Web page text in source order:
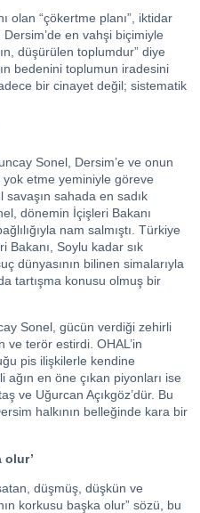
olan “çökertme planı”, iktidar
en vahşi biçimiyle
düşürülen toplumdur” diye
bedenini toplumun iradesini
bir cinayet değil; sistematik
Sonel, Dersim’e ve onun
yok etme yeminiyle göreve
savaşın sahada en sadık
dönemin İçişleri Bakanı
nam salmıştı. Türkiye
Bakanı, Soylu kadar sık
dünyasının bilinen simalarıyla
tartışma konusu olmuş bir
Sonel, gücün verdiği zehirli
ve terör estirdi. OHAL’in
pis ilişkilerle kendine
en öne çıkan piyonları ise
ve Uğurcan Açıkgöz’dür. Bu
halkının belleğinde kara bir
olur’
düşmüş, düşkün ve
korkusu başka olur” sözü, bu